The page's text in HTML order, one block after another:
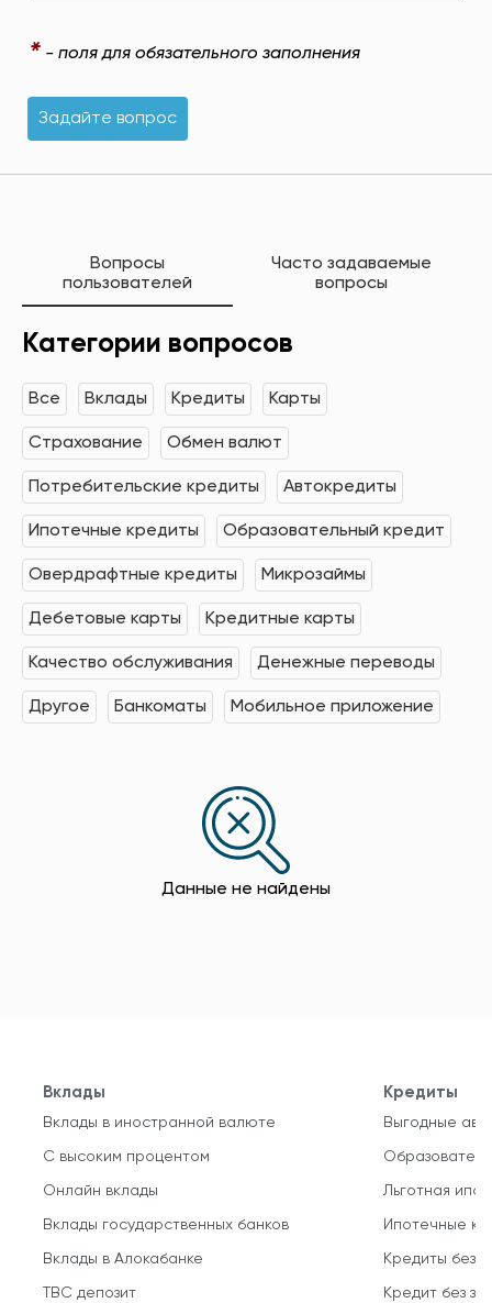
* - поля для обязательного заполнения
Задайте вопрос
Вопросы
пользователей
Часто задаваемые
вопросы
Категории вопросов
Все Вклады Кредиты Карты
Страхование Обмен валют
Потребительские кредиты Автокредиты
Ипотечные кредиты Образовательный кредит
Овердрафтные кредиты Микрозаймы
Дебетовые карты Кредитные карты
Качество обслуживания Денежные переводы
Другое Банкоматы Мобильное приложение
Данные не найдены
Вклады
Вклады в иностранной валюте
С высоким процентом
Онлайн вклады
Вклады государственных банков
Вклады в Алокабанке
TBC депозит
Кредиты
Выгодные
Льготная
Ипотечные
Кредиты без
Кредит без